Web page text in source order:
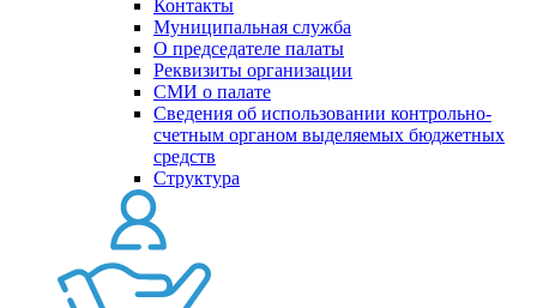
Контакты
Муниципальная служба
О председателе палаты
Реквизиты организации
СМИ о палате
Сведения об использовании контрольно-
счетным органом выделяемых бюджетных
средств
Структура